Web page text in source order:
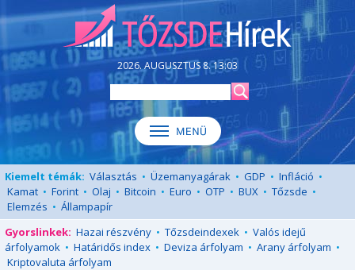
2026. AUGUSZTUS 8. 13:03
Kiemelt témák: Választás • Üzemanyagárak • GDP • Infláció •
Kamat • Forint • Olaj • Bitcoin • Euro • OTP • BUX • Tőzsde •
Elemzés • Állampapír
Gyorslinkek: Hazai részvény • Tőzsdeindexek • Valós idejű
árfolyamok • Határidős index • Deviza árfolyam • Arany árfolyam •
Kriptovaluta árfolyam